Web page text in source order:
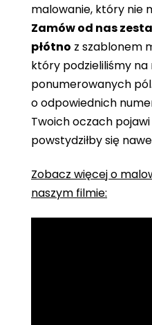
malowanie, który nie
Zamów od nas
płótno z szablonem
który podzieliliśmy
ponumerowanych
o odpowiednich
Twoich oczach pojawi
powstydziłby się
Zobacz więcej o
naszym filmie: